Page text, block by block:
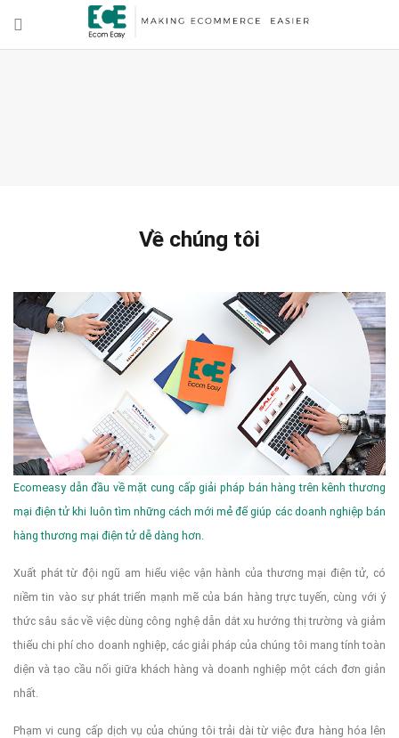
Về chúng tôi
Ecomeasy dẫn đầu về mặt cung cấp giải pháp bán hàng trên kênh thương
mại điện tử khi luôn tìm những cách mới mẻ để giúp các doanh nghiệp bán
hàng thương mại điện tử dễ dàng hơn.
Xuất phát từ đội ngũ am hiểu việc vận hành của thương mại điện tử, có
niềm tin vào sự phát triển mạnh mẽ của bán hàng trực tuyến, cùng với ý
thức sâu sắc về việc dùng công nghệ dẫn dắt xu hướng thị trường và giảm
thiểu chi phí cho doanh nghiệp, các giải pháp của chúng tôi mang tính toàn
diện và tạo cầu nối giữa khách hàng và doanh nghiệp một cách đơn giản
nhất.
Phạm vi cung cấp dịch vụ của chúng tôi trải dài từ việc đưa hàng hóa lên